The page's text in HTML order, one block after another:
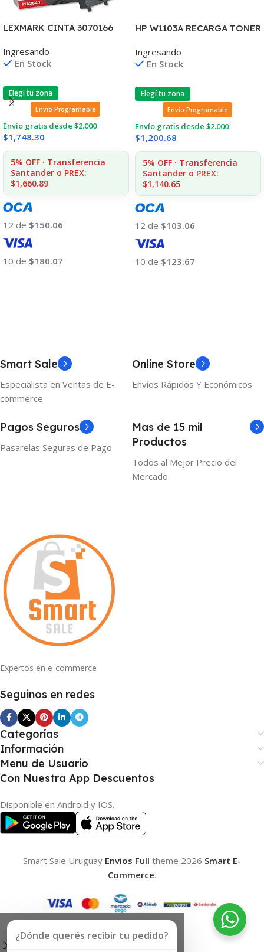
LEXMARK CINTA 3070166
4.000 CPS 11A3540
Ingresando
En Stock
Elegí tu zona
Envio Programable
Envío gratis desde $2.000
$1,748.30
5% OFF · Transferencia
Santander o PREX:
$1,660.89
12 de $150.06
10 de $180.07
HP W1103A RECARGA TONER
1000/1001/1020/1200 (B)
Ingresando
En Stock
Elegí tu zona
Envio Programable
Envío gratis desde $2.000
$1,200.68
5% OFF · Transferencia
Santander o PREX:
$1,140.65
12 de $103.06
10 de $123.67
Smart Sale
Especialista en Ventas de E-
commerce
Online Store
Envíos Rápidos Y Económicos
Pagos Seguros
Pasarelas Seguras de Pago
Mas de 15 mil
Productos
Todos al Mejor Precio del
Mercado
Expertos en e-commerce
Seguinos en redes
Categorías
Información
Menu de Usuario
Con Nuestra App Descuentos
Disponible en Android y IOS.
Smart Sale Uruguay Envios Full theme 2026 Smart E-
Commerce.
¿Dónde querés recibir tu pedido?